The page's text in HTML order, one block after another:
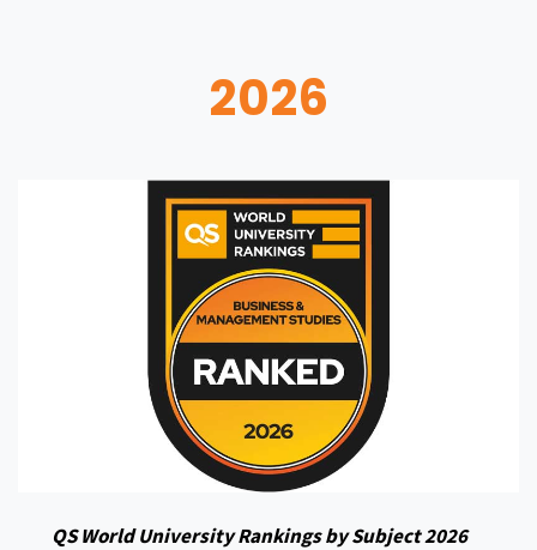
2026
QS World University Rankings by Subject 2026